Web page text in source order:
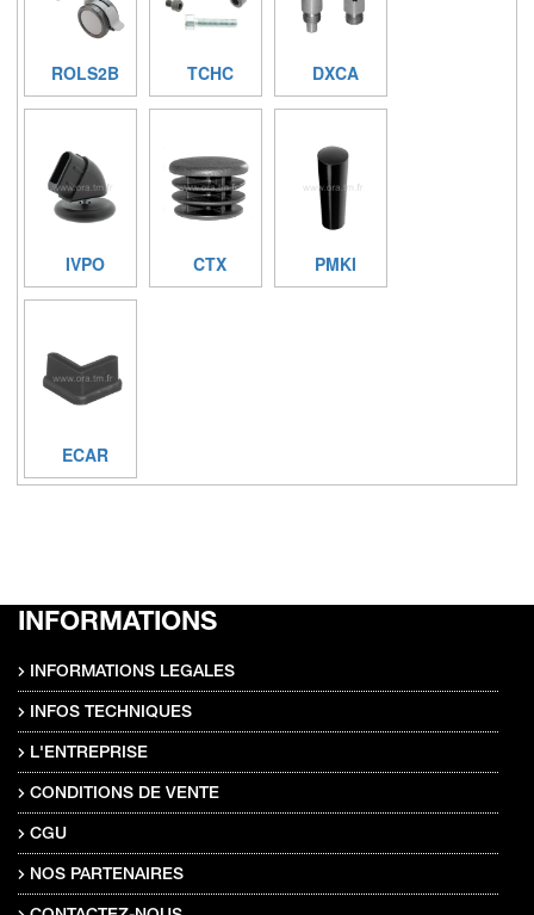
ROLS2B TCHC DXCA
IVPO CTX PMKI
ECAR
INFORMATIONS
INFORMATIONS LEGALES
INFOS TECHNIQUES
L'ENTREPRISE
CONDITIONS DE VENTE
CGU
NOS PARTENAIRES